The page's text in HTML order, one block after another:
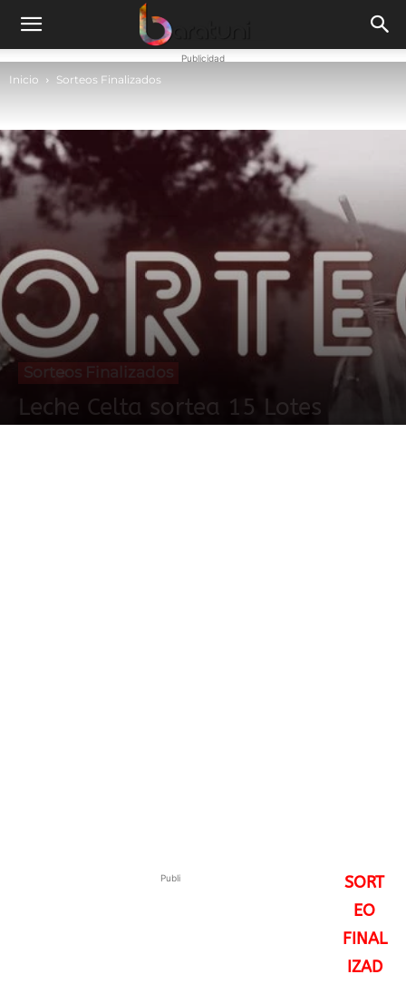
Publicidad
Inicio Sorteos Finalizados
Sorteos Finalizados
Leche Celta sortea 15 Lotes
Publi
SORT
EO
FINAL
IZAD